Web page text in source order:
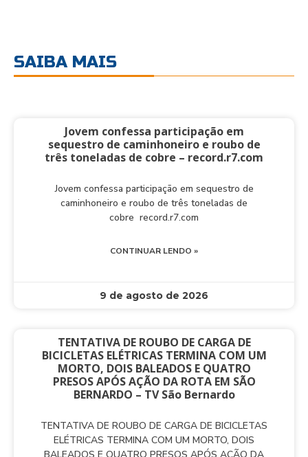
SAIBA MAIS
Jovem confessa participação em
sequestro de caminhoneiro e roubo de
três toneladas de cobre – record.r7.com
Jovem confessa participação em sequestro de
caminhoneiro e roubo de três toneladas de
cobre record.r7.com
CONTINUAR LENDO »
9 de agosto de 2026
TENTATIVA DE ROUBO DE CARGA DE
BICICLETAS ELÉTRICAS TERMINA COM UM
MORTO, DOIS BALEADOS E QUATRO
PRESOS APÓS AÇÃO DA ROTA EM SÃO
BERNARDO – TV São Bernardo
TENTATIVA DE ROUBO DE CARGA DE BICICLETAS
ELÉTRICAS TERMINA COM UM MORTO, DOIS